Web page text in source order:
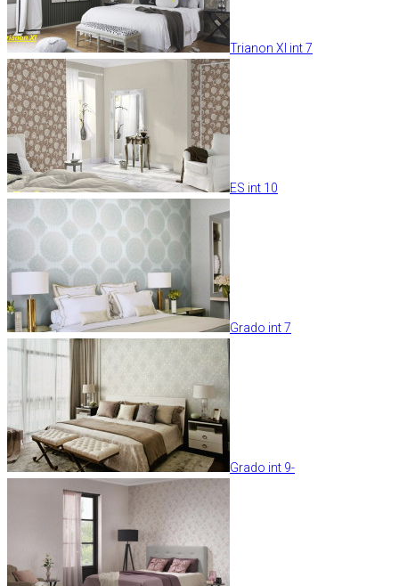
Trianon XI int 7
ES int 10
Grado int 7
Grado int 9-